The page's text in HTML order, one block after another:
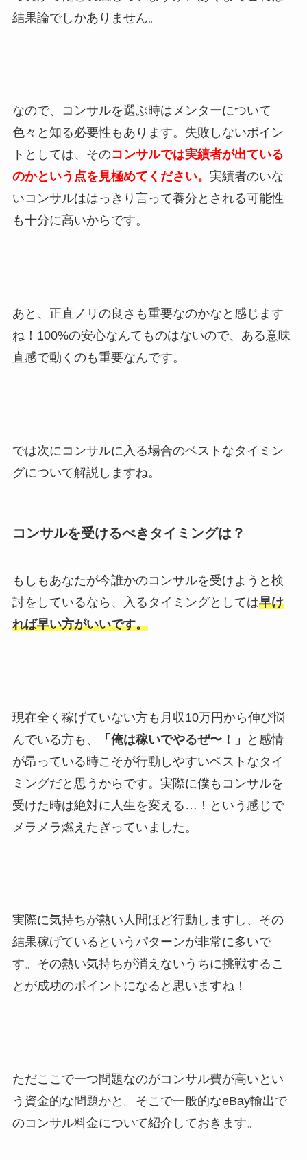
結果論でしかありません。
なので、コンサルを選ぶ時はメンターについて
色々と知る必要性もあります。失敗しないポイン
トとしては、そのコンサルでは実績者が出ている
のかという点を見極めてください。 実績者のいな
いコンサルははっきり言って養分とされる可能性
も十分に高いからです。
あと、正直ノリの良さも重要なのかなと感じます
ね！100%の安心なんてものはないので、ある意味
直感で動くのも重要なんです。
では次にコンサルに入る場合のベストなタイミン
グについて解説しますね。
コンサルを受けるべきタイミングは？
もしもあなたが今誰かのコンサルを受けようと検
討をしているなら、入るタイミングとしては早け
れば早い方がいいです。
現在全く稼げていない方も月収10万円から伸び悩
んでいる方も、
「俺は稼いでやるぜ〜！」
と感情
が昂っている時こそが行動しやすいベストなタイ
ミングだと思うからです。実際に僕もコンサルを
受けた時は絶対に人生を変える…！という感じで
メラメラ燃えたぎっていました。
実際に気持ちが熱い人間ほど行動しますし、その
結果稼げているというパターンが非常に多いで
す。その熱い気持ちが消えないうちに挑戦するこ
とが成功のポイントになると思いますね！
ただここで一つ問題なのがコンサル費が高いとい
う資金的な問題かと。そこで一般的なeBay輸出で
のコンサル料金について紹介しておきます。